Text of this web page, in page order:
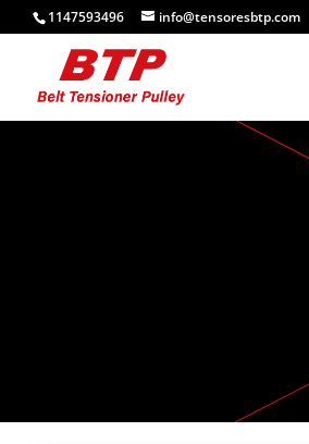
1147593496 info@tensoresbtp.com